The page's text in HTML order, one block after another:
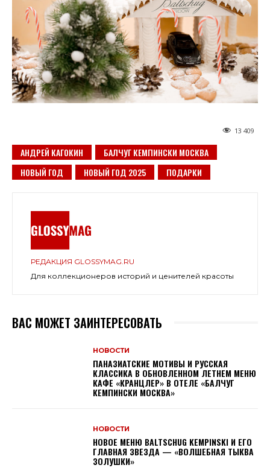
13 409
АНДРЕЙ КАГОКИН
БАЛЧУГ КЕМПИНСКИ МОСКВА
НОВЫЙ ГОД
НОВЫЙ ГОД 2025 ПОДАРКИ
РЕДАКЦИЯ GLOSSYMAG.RU
Для коллекционеров историй и ценителей красоты
ВАС МОЖЕТ ЗАИНТЕРЕСОВАТЬ
НОВОСТИ
ПАНАЗИАТСКИЕ МОТИВЫ И РУССКАЯ
КЛАССИКА В ОБНОВЛЕННОМ ЛЕТНЕМ МЕНЮ
КАФЕ «КРАНЦЛЕР» В ОТЕЛЕ «БАЛЧУГ
КЕМПИНСКИ МОСКВА»
НОВОСТИ
НОВОЕ МЕНЮ BALTSCHUG KEMPINSKI И ЕГО
ГЛАВНАЯ ЗВЕЗДА — «ВОЛШЕБНАЯ ТЫКВА
ЗОЛУШКИ»